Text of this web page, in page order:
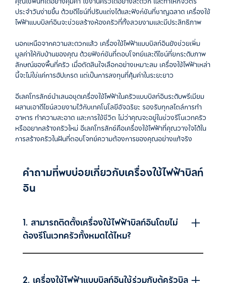
ประจำวันง่ายขึ้นด้วยดีไซน์ที่ปรับแต่งได้และฟังก์ชันที่ชาญฉลาด เครื่องใช้
ไฟฟ้าแบบบิลท์อินจะช่วยสร้างห้องครัวที่ทั้งสวยงามและมีประสิทธิภาพ
นอกเหนือจากความสะดวกแล้ว เครื่องใช้ไฟฟ้าแบบบิลท์อินยังช่วยเพิ่ม
มูลค่าให้กับบ้านของคุณ ด้วยฟังก์ชันที่ตอบโจทย์และดีไซน์ที่ยกระดับภาพ
ลักษณ์ของพื้นที่ครัว เมื่อตัดสินใจเลือกอย่างเหมาะสม เครื่องใช้ไฟฟ้าเหล่า
นี้จะไม่ใช่แค่การอัปเกรด แต่เป็นการลงทุนที่คุ้มค่าในระยะยาว
อีเลคโทรลักซ์นำเสนอชุดเครื่องใช้ไฟฟ้าในครัวแบบบิลท์อินระดับพรีเมียม
ผสานเอาดีไซน์สวยงามไว้กับเทคโนโลยีอัจฉริยะ รองรับทุกสไตล์การทำ
อาหาร ทำความสะอาด และการใช้ชีวิต ไม่ว่าคุณจะอยู่ในช่วงรีโนเวทครัว
หรืออยากสร้างครัวใหม่อีเลคโทรลักซ์คือเครื่องใช้ไฟฟ้าที่คุณวางใจได้ใน
การสร้างครัวในฝันที่ตอบโจทย์ความต้องการของคุณอย่างแท้จริง
คำถามที่พบบ่อยเกี่ยวกับเครื่องใช้ไฟฟ้าบิลท์
อิน
1. สามารถติดตั้งเครื่องใช้ไฟฟ้าบิลท์อินโดยไม่
ต้องรีโนเวทครัวทั้งหมดได้ไหม?
2. เครื่องใช้ไฟฟ้าแบบบิลท์อินใช้ร่วมกับตู้ครัวบิล